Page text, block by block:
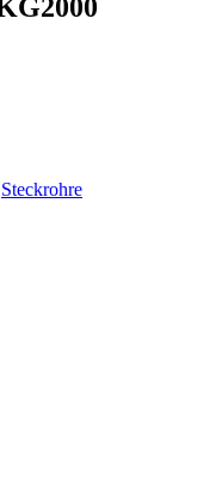
Steckrohre